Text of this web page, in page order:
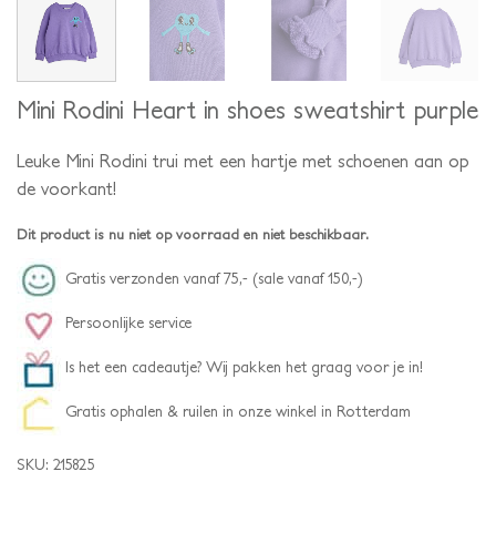
Mini Rodini Heart in shoes sweatshirt purple
Leuke Mini Rodini trui met een hartje met schoenen aan op
de voorkant!
Dit product is nu niet op voorraad en niet beschikbaar.
Gratis verzonden vanaf 75,- (sale vanaf 150,-)
Persoonlijke service
Is het een cadeautje? Wij pakken het graag voor je in!
Gratis ophalen & ruilen in onze winkel in Rotterdam
SKU: 215825